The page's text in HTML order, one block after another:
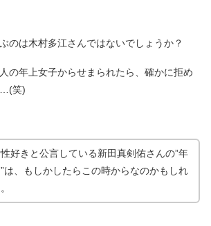
のは木村多江さんではないでしょうか？
の年上女子からせまられたら、確かに拒め
…(笑)
好きと公言している新田真剣佑さんの”年
は、もしかしたらこの時からなのかもしれ